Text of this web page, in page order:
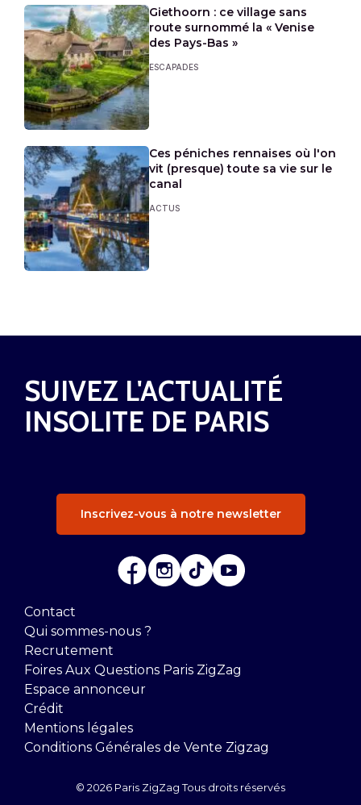
Giethoorn : ce village sans
route surnommé la « Venise
des Pays-Bas »
ESCAPADES
Ces péniches rennaises où l'on
vit (presque) toute sa vie sur le
canal
ACTUS
SUIVEZ L'ACTUALITÉ
INSOLITE DE PARIS
Inscrivez-vous à notre newsletter
Contact
Qui sommes-nous ?
Recrutement
Foires Aux Questions Paris ZigZag
Espace annonceur
Crédit
Mentions légales
Conditions Générales de Vente Zigzag
© 2026 Paris ZigZag Tous droits réservés